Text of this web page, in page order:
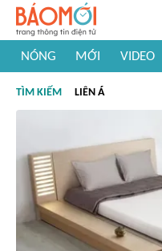
NÓNG MỚI VIDEO
#Khám phá thế giới
TÌM KIẾM LIÊN Á